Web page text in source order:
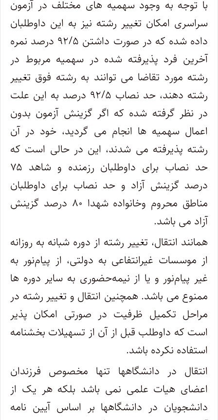
با توجه به وجود سهمیه های مختلف در آزمون
سراسری امکان تغییر رشته نیز به این داوطلبان
داده شده که در صورت داشتن ۹۲/۵ درصد نمره
آخرین فرد پذیرفته شده در سهمیه مربوط در
رشته مورد تقاضا می ‎توانند به رشته فوق تغییر
رشته دهند، حد نصاب ۹۲/۵ درصد به این علت
در نظر گرفته شده که اگر گزینش آزمون بدون
اعمال سهمیه ها انجام می گردید، خود در آن
رشته پذیرفته می شدند، این در حالی است که
حد نصاب برای داوطلبان رزمنده و شاهد ۷۵
درصد گزینش آزاد و حد نصاب برای داوطلبان
مناطق محروم وخانواده شهدا ۸۰ درصد گزینش
آزاد می باشد.
همانند انتقال، تغییر رشته از دوره شبانه به روزانه
از موسسات غیرانتفاعی به دولتی، از پیام‌نور به
غیر پیام‌نور و یا از نیمه‌حضوری به سایر دوره ها
ممنوع می باشد. همچنین انتقال و تغییر رشته در
مراحل تکمیل ظرفیت در صورتی امکان پذیر
است که داوطلب قبل از آن از تسهیلات بخشنامه
استفاده نکرده باشد.
انتقال در دانشگاهها تنها مخصوص فرزندان
اعضای هیات علمی نمی باشد بلکه هر یک از
دانشجویان در دانشگاهها بر اساس آیین نامه